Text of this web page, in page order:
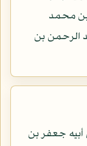
محمد
الرحمن بن
جعفر بن